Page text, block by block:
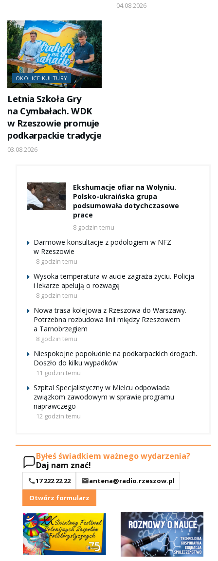
04.08.2026
OKOLICE KULTURY
Letnia Szkoła Gry
na Cymbałach. WDK
w Rzeszowie promuje
podkarpackie tradycje
03.08.2026
Ekshumacje ofiar na Wołyniu.
Polsko-ukraińska grupa
podsumowała dotychczasowe
prace
8 godzin temu
Darmowe konsultacje z podologiem w NFZ
w Rzeszowie
8 godzin temu
Wysoka temperatura w aucie zagraża życiu. Policja
i lekarze apelują o rozwagę
8 godzin temu
Nowa trasa kolejowa z Rzeszowa do Warszawy.
Potrzebna rozbudowa linii między Rzeszowem
a Tarnobrzegiem
8 godzin temu
Niespokojne popołudnie na podkarpackich drogach.
Doszło do kilku wypadków
11 godzin temu
Szpital Specjalistyczny w Mielcu odpowiada
związkom zawodowym w sprawie programu
naprawczego
12 godzin temu
Byłeś świadkiem ważnego wydarzenia?
Daj nam znać!
17 222 22 22
antena@radio.rzeszow.pl
Otwórz formularz